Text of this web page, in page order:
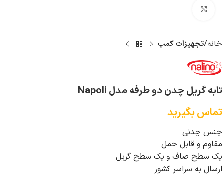
خانه تجهیزات کمپ
تابه گریل چدن دو طرفه مدل Napoli
تماس بگیرید
جنس چدنی
مقاوم و قابل حمل
یک سطح صاف و یک سطح گریل
ارسال به سراسر کشور